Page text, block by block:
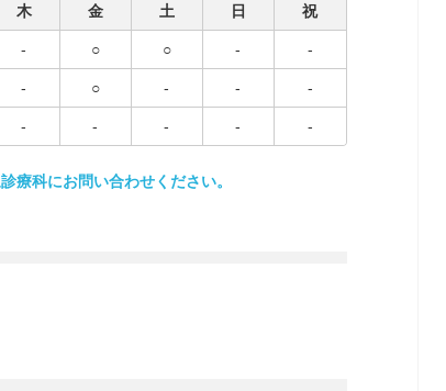
木 金 土 日 祝
- ○ ○ - -
- ○ - - -
- - - - -
療科にお問い合わせください。